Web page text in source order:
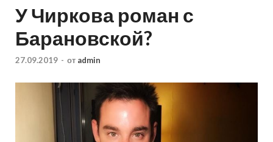
У Чиркова роман с
Барановской?
27.09.2019 - от admin